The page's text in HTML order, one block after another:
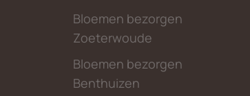
Bloemen bezorgen
Zoeterwoude
Bloemen bezorgen
Benthuizen